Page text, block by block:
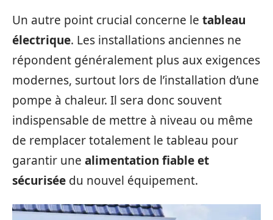
Un autre point crucial concerne le tableau
électrique. Les installations anciennes ne
répondent généralement plus aux exigences
modernes, surtout lors de l’installation d’une
pompe à chaleur. Il sera donc souvent
indispensable de mettre à niveau ou même
de remplacer totalement le tableau pour
garantir une alimentation fiable et
sécurisée du nouvel équipement.